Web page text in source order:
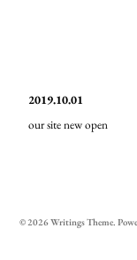
2019.10.01
our site new open
© 2026WritingsTheme.